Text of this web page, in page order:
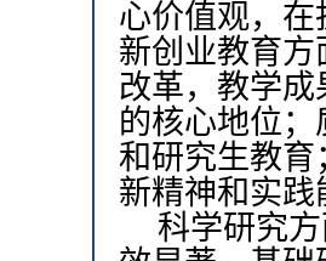
心价值观，
新创业教育
改革，教学
的核心地位
和研究生教
新精神和实
科学研究